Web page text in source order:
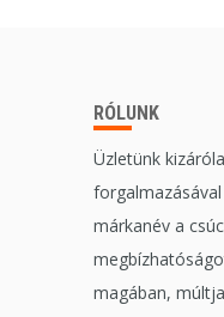
RÓLUNK
Üzletünk
márkanév a
magában,